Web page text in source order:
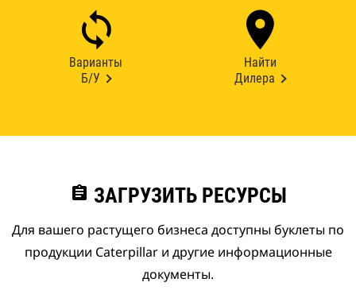
Варианты
Б/У
Найти
Дилера
assignment ЗАГРУЗИТЬ РЕСУРСЫ
Для вашего растущего бизнеса доступны буклеты по
продукции Caterpillar и другие информационные
документы.